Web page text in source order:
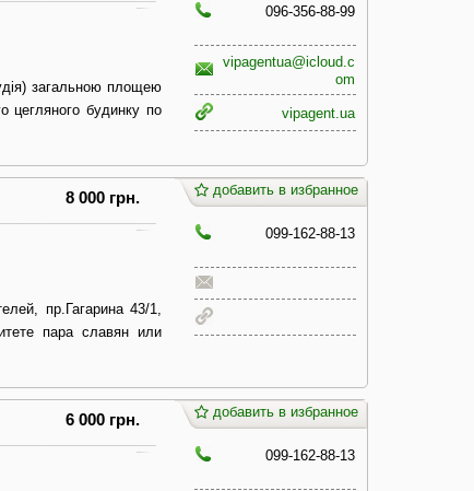
загальною площею
цегляного будинку по
096-356-88-99
vipagentua@icloud.c
om
vipagent.ua
8 000 грн.
пр.Гагарина 43/1,
пара славян или
добавить в избранное
099-162-88-13
6 000 грн. добавить в избранное
099-162-88-13